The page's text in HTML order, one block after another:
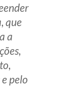
que
a
pelo